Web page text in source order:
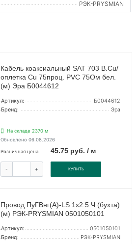
РЭК-PRYSMIAN
Кабель коаксиальный SAT 703 B.Cu/
оплетка Cu 75проц. PVC 75Ом бел.
(м) Эра Б0044612
Артикул:
Б0044612
Бренд:
Эра
На складе 2370 м
Обновлено 06.08.2026
Розничная цена: 45.75 руб. / м
- + КУПИТЬ
Провод ПуГВнг(А)-LS 1х2.5 Ч (бухта)
(м) РЭК-PRYSMIAN 0501050101
Артикул:
0501050101
Бренд:
РЭК-PRYSMIAN